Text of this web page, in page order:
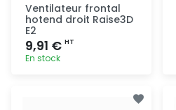
Ventilateur frontal
hotend droit Raise3D
E2
9,91 € HT
En stock